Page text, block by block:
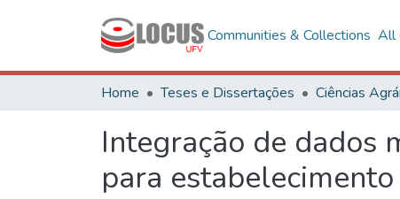
Communities & Collections All
Home Teses e Dissertações Ciências
Integração de dados
para